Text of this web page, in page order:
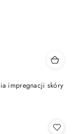
impregnacji skóry